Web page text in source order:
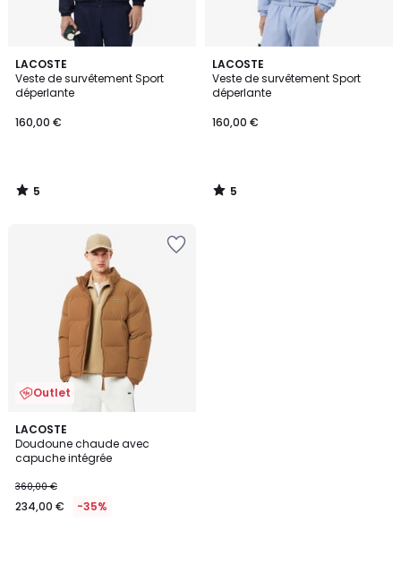
LACOSTE
Veste de survêtement Sport
déperlante
160,00 €
5
/
5
5
/
LACOSTE
Veste de survêtement Sport
déperlante
160,00 €
5
/
5
5
/
Outlet
LACOSTE
Doudoune chaude avec
capuche intégrée
360,00 €
234,00 € -35%